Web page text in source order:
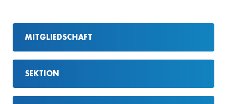
MITGLIEDSCHAFT
SEKTION